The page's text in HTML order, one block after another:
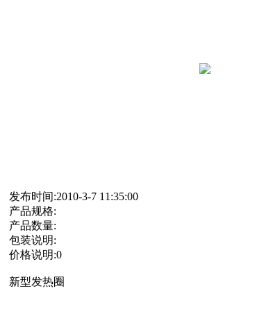
发布时间:2010-3-7 11:35:00
产品规格:
产品数量:
包装说明:
价格说明:0
新型发热圈